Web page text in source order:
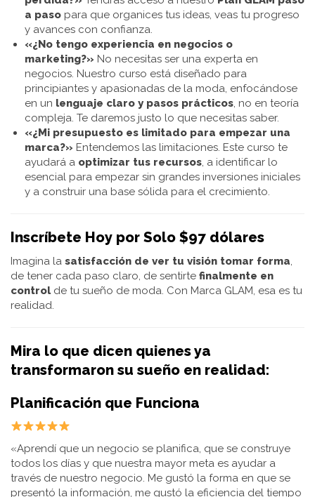
a paso para que organices tus ideas, veas tu progreso
y avances con confianza.
«¿No tengo experiencia en negocios o
marketing?» No necesitas ser una experta en
negocios. Nuestro curso está diseñado para
principiantes y apasionadas de la moda, enfocándose
en un lenguaje claro y pasos prácticos , no en teoría
compleja. Te daremos justo lo que necesitas saber.
«¿Mi presupuesto es limitado para empezar una
marca?» Entendemos las limitaciones. Este curso te
ayudará a optimizar tus recursos , a identificar lo
esencial para empezar sin grandes inversiones iniciales
y a construir una base sólida para el crecimiento.
Inscríbete Hoy por Solo $97 dólares
Imagina la satisfacción de ver tu visión tomar forma
de tener cada paso claro, de sentirte finalmente en
controlde tu sueño de moda. Con Marca GLAM, esa es tu
realidad.
Mira lo que dicen quienes ya
transformaron su sueño en realidad:
Planificación que Funciona
«Aprendí que un negocio se planifica, que se construye
todos los días y que nuestra mayor meta es ayudar a
través de nuestro negocio. Me gustó la forma en que se
presentó la información, me gustó la eficiencia del tiempo